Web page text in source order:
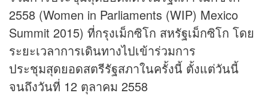
2558 (Women in Parliaments (WIP) Mexico
Summit 2015) ที่กรุงเม็กซิโก สหรัฐเม็กซิโก โดย
ระยะเวลาการเดินทางไปเข้าร่วมการ
ประชุมสุดยอดสตรีรัฐสภาในครั้งนี้ ตั้งแต่วันนี้
จนถึงวันที่ 12 ตุลาคม 2558